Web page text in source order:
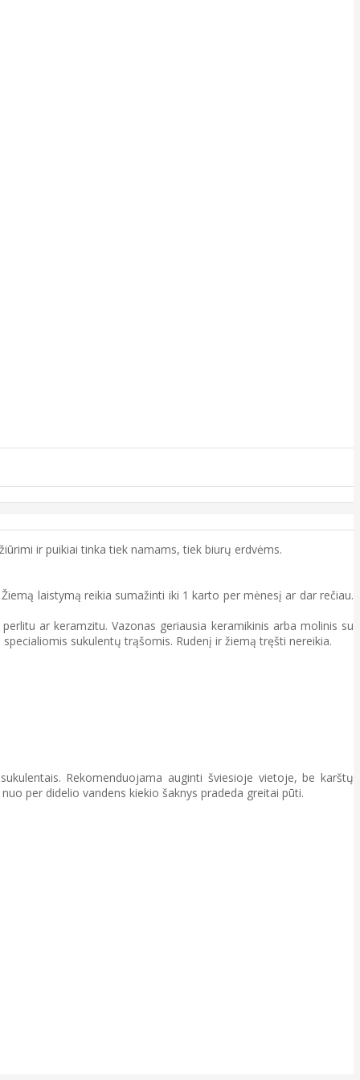
ir puikiai tinka tiek namams, tiek biurų erdvėms.
laistymą reikia sumažinti iki 1 karto per mėnesį ar dar rečiau.
ar keramzitu. Vazonas geriausia keramikinis arba molinis su
sukulentų trąšomis. Rudenį ir žiemą tręšti nereikia.
Rekomenduojama auginti šviesioje vietoje, be karštų
per didelio vandens kiekio šaknys pradeda greitai pūti.